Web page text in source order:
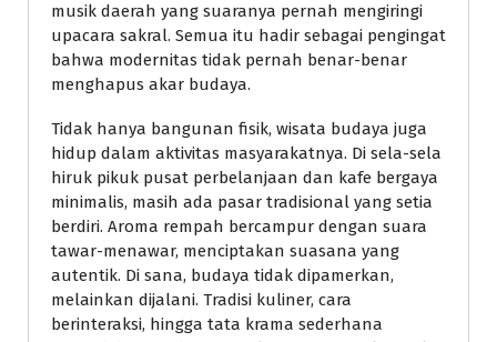
musik daerah yang suaranya pernah mengiringi
upacara sakral. Semua itu hadir sebagai pengingat
bahwa modernitas tidak pernah benar-benar
menghapus akar budaya.
Tidak hanya bangunan fisik, wisata budaya juga
hidup dalam aktivitas masyarakatnya. Di sela-sela
hiruk pikuk pusat perbelanjaan dan kafe bergaya
minimalis, masih ada pasar tradisional yang setia
berdiri. Aroma rempah bercampur dengan suara
tawar-menawar, menciptakan suasana yang
autentik. Di sana, budaya tidak dipamerkan,
melainkan dijalani. Tradisi kuliner, cara
berinteraksi, hingga tata krama sederhana